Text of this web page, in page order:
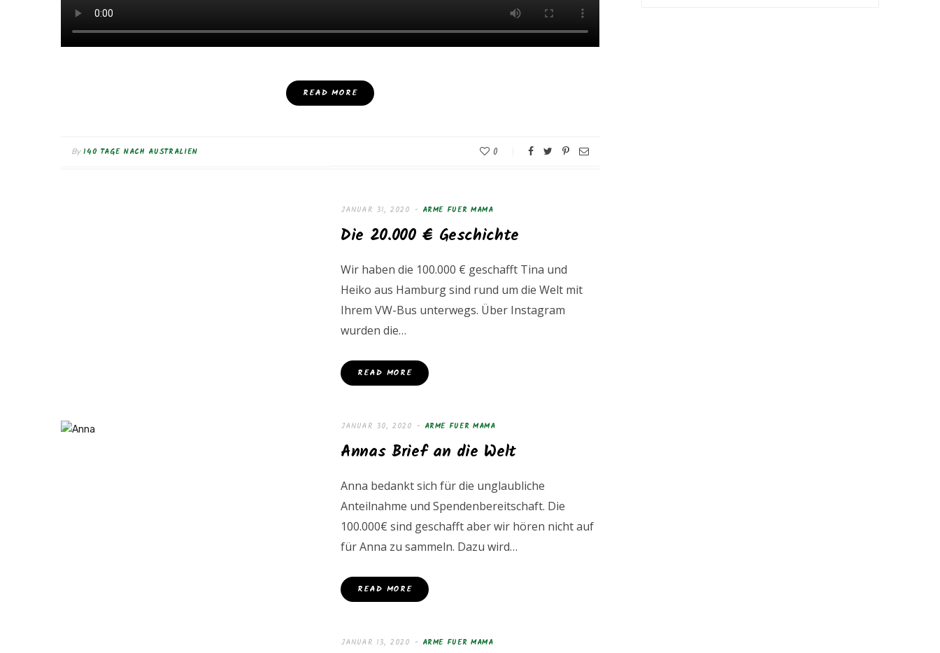
READ MORE
By 140 TAGE NACH AUSTRALIEN 0
ARME FUER MAMA
JANUAR 31, 2020
Die 20.000 € Geschichte
Wir haben die 100.000 € geschafft Tina und
Heiko aus Hamburg sind rund um die Welt mit
Ihrem VW-Bus unterwegs. Über Instagram
wurden die…
READ MORE
ARME FUER MAMA
JANUAR 30, 2020
Annas Brief an die Welt
Anna bedankt sich für die unglaubliche
Anteilnahme und Spendenbereitschaft. Die
100.000€ sind geschafft aber wir hören nicht auf
für Anna zu sammeln. Dazu wird…
READ MORE
ARME FUER MAMA
JANUAR 13, 2020